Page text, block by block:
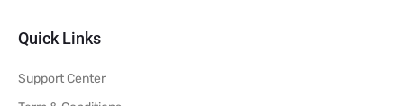
Quick Links
Support Center